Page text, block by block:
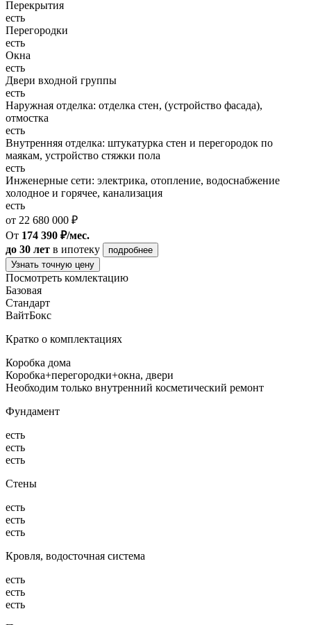
Перекрытия
есть
Перегородки
есть
Окна
есть
Двери входной группы
есть
Наружная отделка: отделка стен, (устройство фасада),
отмостка
есть
Внутренняя отделка: штукатурка стен и перегородок по
маякам, устройство стяжки пола
есть
Инженерные сети: электрика, отопление, водоснабжение
холодное и горячее, канализация
есть
от 22 680 000 ₽
От 174 390 ₽/мес.
до 30 лет в ипотеку
подробнее
Узнать точную цену
Посмотреть комлектацию
Базовая
Стандарт
ВайтБокс
Кратко о комплектациях
Коробка дома
Коробка+перегородки+окна, двери
Необходим только внутренний косметический ремонт
Фундамент
есть
есть
есть
Стены
есть
есть
есть
Кровля, водосточная система
есть
есть
есть